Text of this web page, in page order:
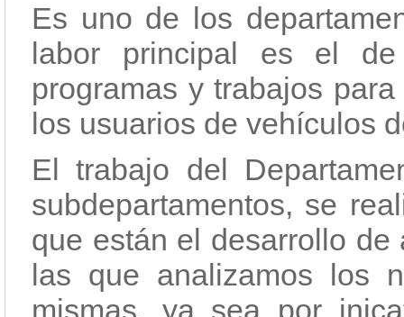
Es uno de los
labor principal es el
programas y trabajos
los usuarios de vehículos
El trabajo del
subdepartamentos, se
que están el desarrollo
las que analizamos los
mismas, ya sea por